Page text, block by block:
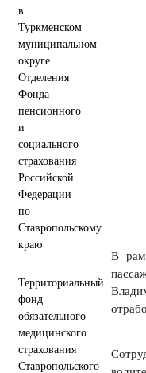
Региональный
в
Туркменском
муниципальном
округе
Отделения
Фонда
пенсионного
и
социального
страхования
Российской
Федерации
по
Ставропольскому
краю
Территориальный
фонд
обязательного
медицинского
страхования
Ставропольского
В